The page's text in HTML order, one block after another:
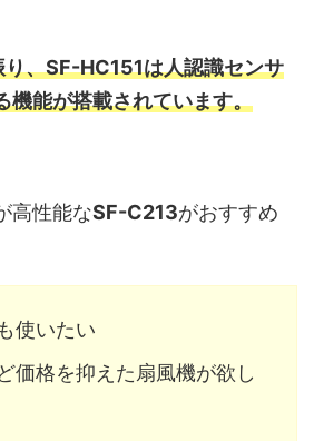
、SF-HC151は人認識センサ
機能が搭載されています。
高性能なSF-C213がおすすめ
使いたい
価格を抑えた扇風機が欲し